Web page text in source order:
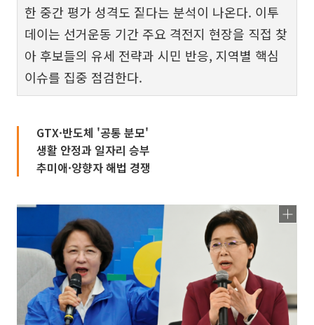
한 중간 평가 성격도 짙다는 분석이 나온다. 이투
데이는 선거운동 기간 주요 격전지 현장을 직접 찾
아 후보들의 유세 전략과 시민 반응, 지역별 핵심
이슈를 집중 점검한다.
GTX·반도체 '공통 분모'
생활 안정과 일자리 승부
추미애·양향자 해법 경쟁